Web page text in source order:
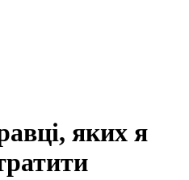
яких я